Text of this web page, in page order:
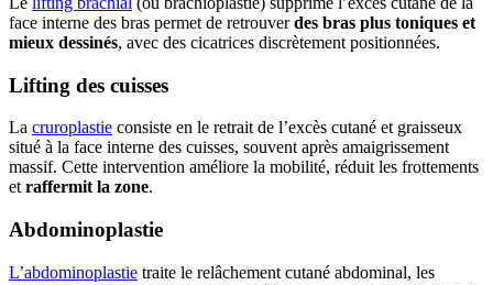
face interne des bras permet de retrouverdes bras plus toniques et
mieux dessinés, avec des cicatrices discrètement positionnées.
Lifting des cuisses
La cruroplastie consiste en le retrait de l’excès cutané et graisseux
situé à la face interne des cuisses, souvent après amaigrissement
massif. Cette intervention améliore la mobilité, réduit les frottements
et raffermit la zone.
Abdominoplastie
L’abdominoplastie traite le relâchement cutané abdominal, les